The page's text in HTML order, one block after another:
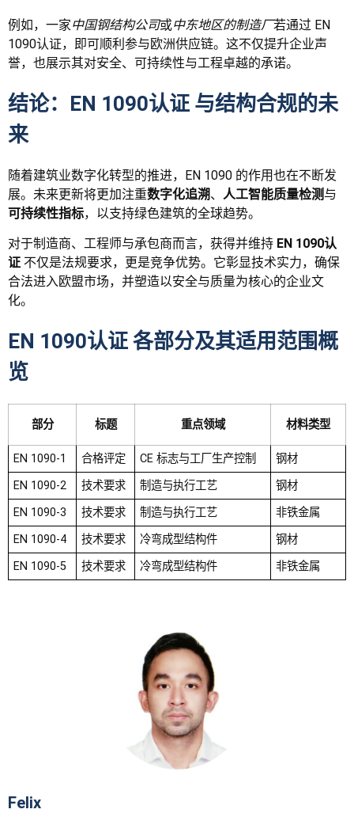
例如，一家中国钢结构公司或中东地区的制造厂若通过 EN
1090认证，即可顺利参与欧洲供应链。这不仅提升企业声
誉，也展示其对安全、可持续性与工程卓越的承诺。
结论： EN 1090认证 与结构合规的未
来
随着建筑业数字化转型的推进，EN 1090 的作用也在不断发
展。未来更新将更加注重数字化追溯、 人工智能质量检测与
可持续性指标，以支持绿色建筑的全球趋势。
对于制造商、工程师与承包商而言，获得并维持 EN 1090认
证 不仅是法规要求，更是竞争优势。它彰显技术实力，确保
合法进入欧盟市场，并塑造以安全与质量为核心的企业文
化。
EN 1090认证 各部分及其适用范围概
览
部分 标题 重点领域 材料类型
EN 1090-1 合格评定 CE 标志与工厂生产控制
钢材
EN 1090-2
技术要求 制造与执行工艺
钢材
EN 1090-3
技术要求 制造与执行工艺
非铁金属
EN 1090-4
技术要求 冷弯成型结构件
钢材
EN 1090-5
技术要求 冷弯成型结构件 非铁金属
Felix